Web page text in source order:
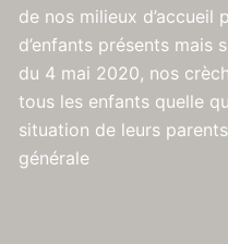
de nos milieux d’accueil
d’enfants présents mais
du 4 mai 2020, nos
tous les enfants quelle
situation de leurs
générale